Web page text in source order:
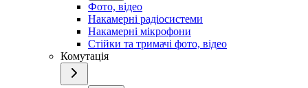
Фото, відео
Накамерні радіосистеми
Накамерні мікрофони
Стійки та тримачі фото, відео
Комутація